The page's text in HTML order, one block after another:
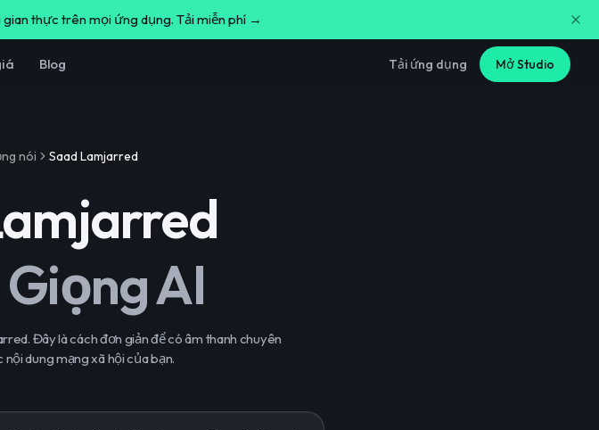
thực trên mọi ứng dụng. Tải miễn phí →
Blog Tải ứng dụng Mở Studio
nói Saad Lamjarred
AI
Đây là cách đơn giản để có âm thanh chuyên
dung mạng xã hội của bạn.